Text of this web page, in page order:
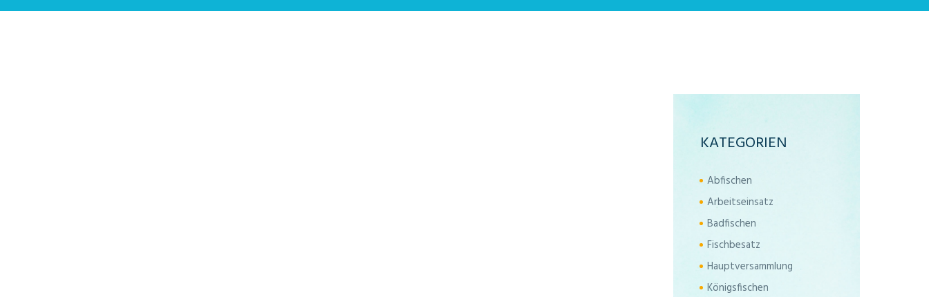
KATEGORIEN
Abfischen
Arbeitseinsatz
Badfischen
Fischbesatz
Hauptversammlung
Königsfischen